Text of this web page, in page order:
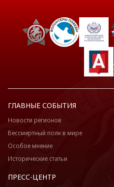
ГЛАВНЫЕ СОБЫТИЯ
Новости регионов
Бессмертный полк в мире
Особое мнение
Исторические статьи
ПРЕСС-ЦЕНТР